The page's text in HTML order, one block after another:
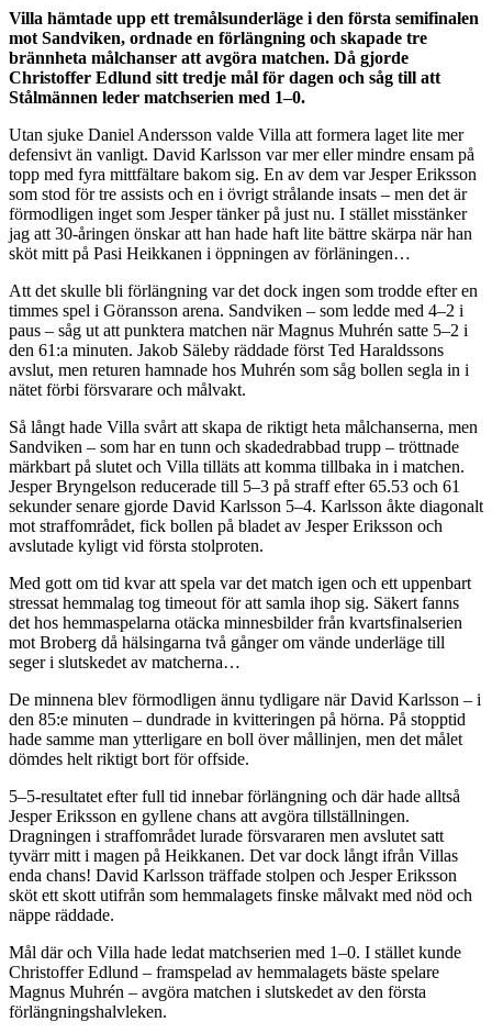
Villa hämtade upp ett tremålsunderläge i den första semifinalen
mot Sandviken, ordnade en förlängning och skapade tre
brännheta målchanser att avgöra matchen. Då gjorde
Christoffer Edlund sitt tredje mål för dagen och såg till att
Stålmännen leder matchserien med 1–0.
Utan sjuke Daniel Andersson valde Villa att formera laget lite mer
defensivt än vanligt. David Karlsson var mer eller mindre ensam på
topp med fyra mittfältare bakom sig. En av dem var Jesper Eriksson
som stod för tre assists och en i övrigt strålande insats – men det är
förmodligen inget som Jesper tänker på just nu. I stället misstänker
jag att 30-åringen önskar att han hade haft lite bättre skärpa när han
sköt mitt på Pasi Heikkanen i öppningen av förläningen…
Att det skulle bli förlängning var det dock ingen som trodde efter en
timmes spel i Göransson arena. Sandviken – som ledde med 4–2 i
paus – såg ut att punktera matchen när Magnus Muhrén satte 5–2 i
den 61:a minuten. Jakob Säleby räddade först Ted Haraldssons
avslut, men returen hamnade hos Muhrén som såg bollen segla in i
nätet förbi försvarare och målvakt.
Så långt hade Villa svårt att skapa de riktigt heta målchanserna, men
Sandviken – som har en tunn och skadedrabbad trupp – tröttnade
märkbart på slutet och Villa tilläts att komma tillbaka in i matchen.
Jesper Bryngelson reducerade till 5–3 på straff efter 65.53 och 61
sekunder senare gjorde David Karlsson 5–4. Karlsson åkte diagonalt
mot straffområdet, fick bollen på bladet av Jesper Eriksson och
avslutade kyligt vid första stolproten.
Med gott om tid kvar att spela var det match igen och ett uppenbart
stressat hemmalag tog timeout för att samla ihop sig. Säkert fanns
det hos hemmaspelarna otäcka minnesbilder från kvartsfinalserien
mot Broberg då hälsingarna två gånger om vände underläge till
seger i slutskedet av matcherna…
De minnena blev förmodligen ännu tydligare när David Karlsson – i
den 85:e minuten – dundrade in kvitteringen på hörna. På stopptid
hade samme man ytterligare en boll över mållinjen, men det målet
dömdes helt riktigt bort för offside.
5–5-resultatet efter full tid innebar förlängning och där hade alltså
Jesper Eriksson en gyllene chans att avgöra tillställningen.
Dragningen i straffområdet lurade försvararen men avslutet satt
tyvärr mitt i magen på Heikkanen. Det var dock långt ifrån Villas
enda chans! David Karlsson träffade stolpen och Jesper Eriksson
sköt ett skott utifrån som hemmalagets finske målvakt med nöd och
näppe räddade.
Mål där och Villa hade ledat matchserien med 1–0. I stället kunde
Christoffer Edlund – framspelad av hemmalagets bäste spelare
Magnus Muhrén – avgöra matchen i slutskedet av den första
förlängningshalvleken.